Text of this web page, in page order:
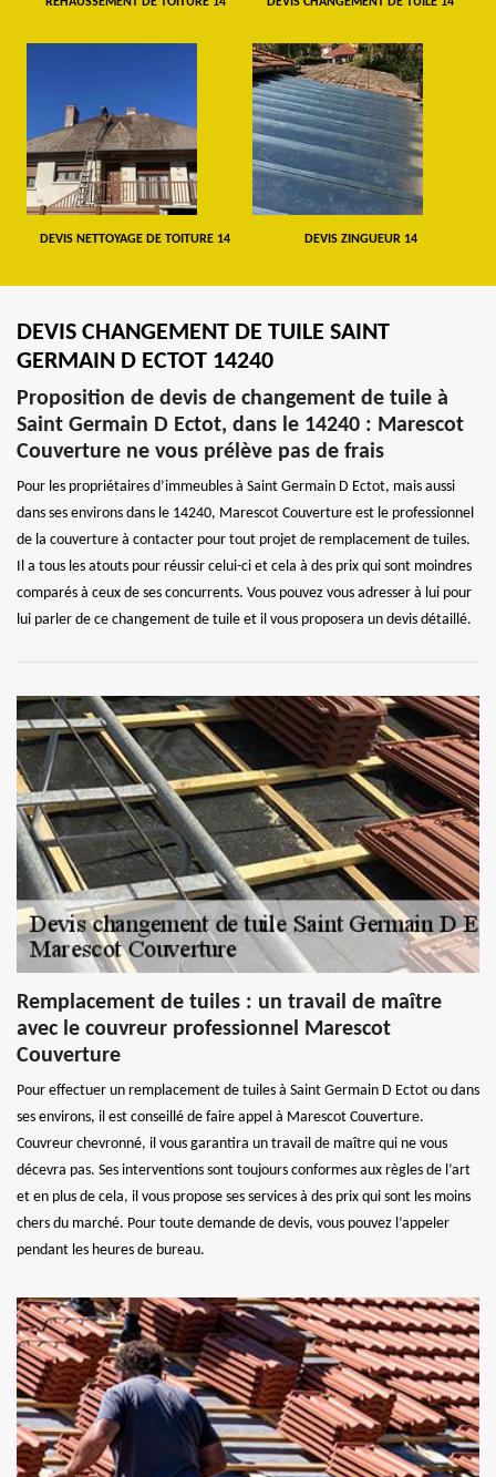
DEVIS NETTOYAGE DE TOITURE 14 DEVIS ZINGUEUR 14
DEVIS CHANGEMENT DE TUILE SAINT
GERMAIN D ECTOT 14240
Proposition de devis de changement de tuile à
Saint Germain D Ectot, dans le 14240 : Marescot
Couverture ne vous prélève pas de frais
Pour les propriétaires d’immeubles à Saint Germain D Ectot, mais aussi
dans ses environs dans le 14240, Marescot Couverture est le professionnel
de la couverture à contacter pour tout projet de remplacement de tuiles.
Il a tous les atouts pour réussir celui-ci et cela à des prix qui sont moindres
comparés à ceux de ses concurrents. Vous pouvez vous adresser à lui pour
lui parler de ce changement de tuile et il vous proposera un devis détaillé.
Remplacement de tuiles : un travail de maître
avec le couvreur professionnel Marescot
Couverture
Pour effectuer un remplacement de tuiles à Saint Germain D Ectot ou dans
ses environs, il est conseillé de faire appel à Marescot Couverture.
Couvreur chevronné, il vous garantira un travail de maître qui ne vous
décevra pas. Ses interventions sont toujours conformes aux règles de l’art
et en plus de cela, il vous propose ses services à des prix qui sont les moins
chers du marché. Pour toute demande de devis, vous pouvez l’appeler
pendant les heures de bureau.